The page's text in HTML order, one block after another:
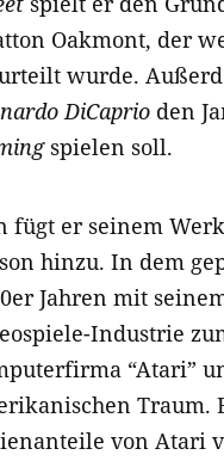
Oakmont, der
wurde.
DiCaprio den
spielen soll.
fügt er seinem
hinzu. In dem
Jahren mit
Industrie
“Atari”
Traum.
von Atari